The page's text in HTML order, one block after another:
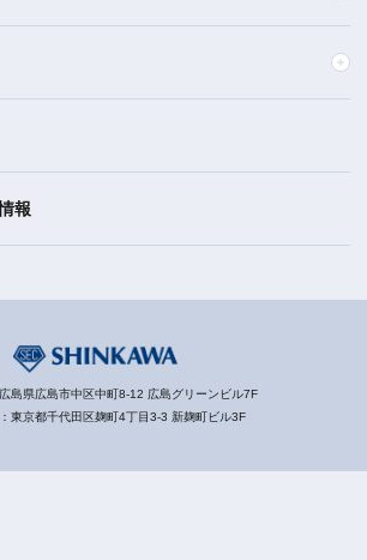
報
島県広島市中区中町8-12 広島グリーンビル7F
東京都千代田区麹町4丁目3-3 新麹町ビル3F